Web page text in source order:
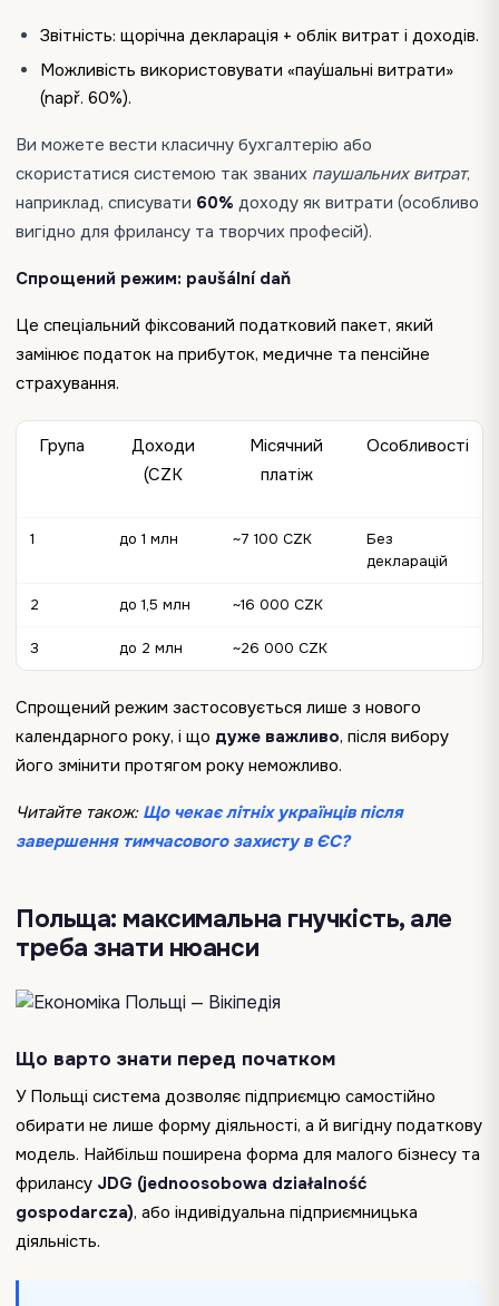
Звітність: щорічна декларація + облік витрат і доходів.
Можливість використовувати «пау́шальні витрати»
(např. 60%).
Ви можете вести класичну бухгалтерію або
скористатися системою так званих паушальних витрат,
наприклад, списувати 60% доходу як витрати (особливо
вигідно для фрилансу та творчих професій).
Спрощений режим: paušální daň
Це спеціальний фіксований податковий пакет, який
замінює податок на прибуток, медичне та пенсійне
страхування.
Група
Доходи
(CZK
Місячний
платіж
Особливості
1 до 1 млн ~7 100 CZK
Без
декларацій
2 до 1,5 млн ~16 000 CZK
3 до 2 млн ~26 000 CZK
Спрощений режим застосовується лише з нового
календарного року, і що дуже важливо, після вибору
його змінити протягом року неможливо.
Читайте також: Що чекає літніх українців після
завершення тимчасового захисту в ЄС?
Польща: максимальна гнучкість, але
треба знати нюанси
Що варто знати перед початком
У Польщі система дозволяє підприємцю самостійно
обирати не лише форму діяльності, а й вигідну податкову
модель. Найбільш поширена форма для малого бізнесу та
фрилансу JDG (jednoosobowa działalność
gospodarcza), або індивідуальна підприємницька
діяльність.